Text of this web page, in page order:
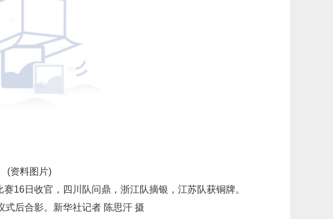
(资料图片)
16日收官，四川队问鼎，浙江队摘银，江苏队获铜牌。
式后合影。新华社记者 陈思汗 摄